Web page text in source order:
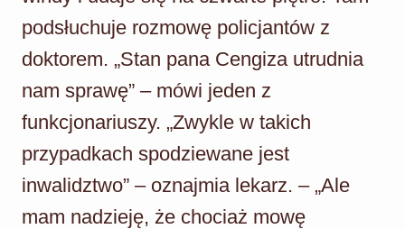
podsłuchuje rozmowę policjantów z
doktorem. „Stan pana Cengiza utrudnia
nam sprawę” – mówi jeden z
funkcjonariuszy. „Zwykle w takich
przypadkach spodziewane jest
inwalidztwo” – oznajmia lekarz. – „Ale
mam nadzieję, że chociaż mowę